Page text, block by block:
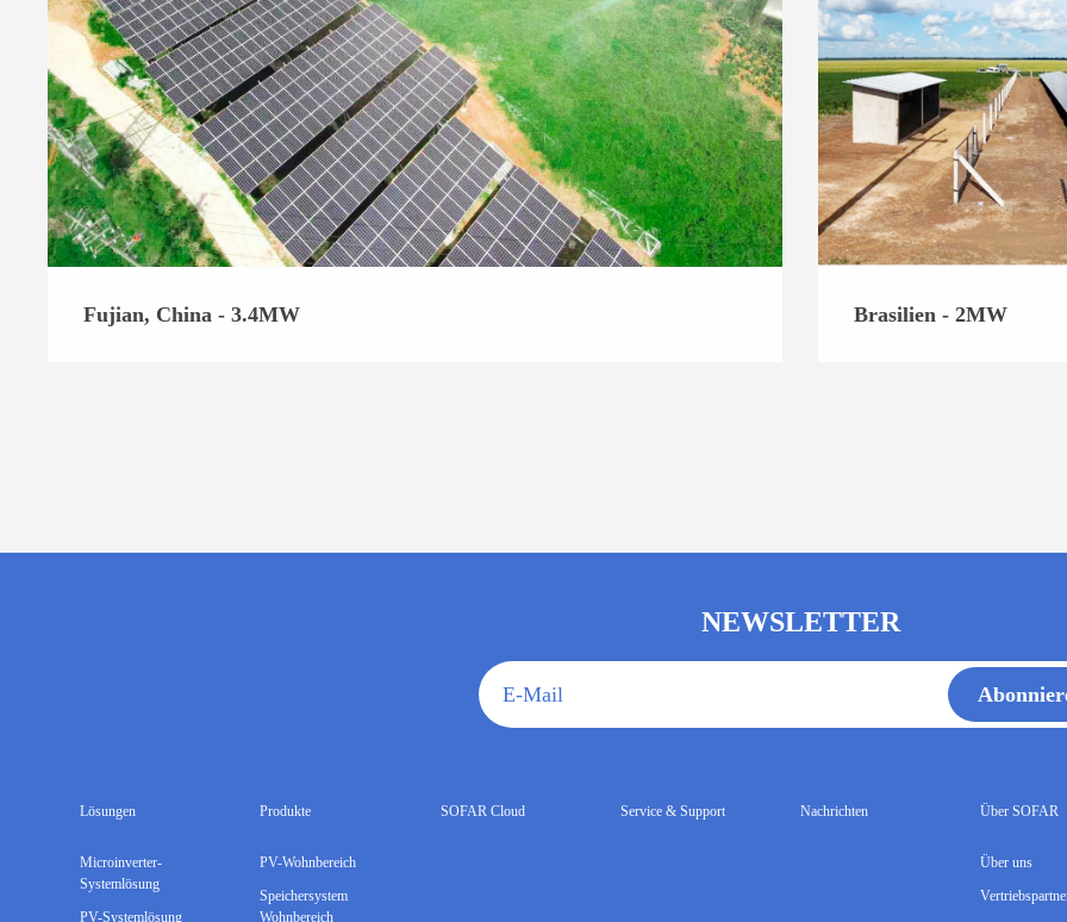
Fujian, China - 3.4MW Brasilien - 2MW
NEWSLETTER
E-Mail
Lösungen
Microinverter-
Systemlösung
PV-Systemlösung
Produkte
PV-Wohnbereich
Speichersystem
Wohnbereich
SOFAR Cloud Service & Support Nachrichten Über SOFAR
Über uns